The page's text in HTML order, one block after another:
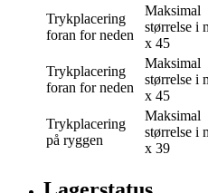
Trykplacering
foran for neden
Maksimal
størrelse i
x 45
Trykplacering
foran for neden
Maksimal
størrelse i
x 45
Trykplacering
på ryggen
Maksimal
størrelse i
x 39